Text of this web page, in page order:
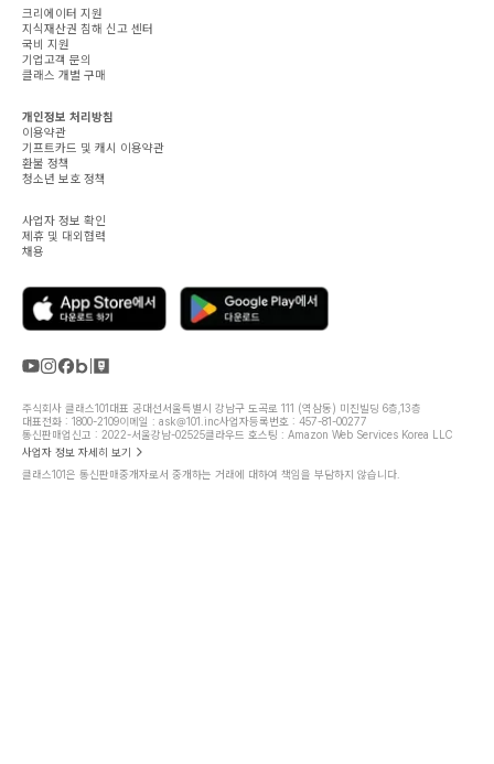
크리에이터 지원
지식재산권 침해 신고 센터
국비 지원
기업고객 문의
클래스 개별 구매
개인정보 처리방침
이용약관
기프트카드 및 캐시 이용약관
환불 정책
청소년 보호 정책
사업자 정보 확인
제휴 및 대외협력
채용
주식회사 클래스101대표 공대선서울특별시 강남구 도곡로 111 (역삼동) 미진빌딩 6층,13층
대표전화 : 1800-2109이메일 : ask@101.inc사업자등록번호 : 457-81-00277
통신판매업신고 : 2022-서울강남-02525클라우드 호스팅 : Amazon Web Services Korea LLC
사업자 정보 자세히 보기
클래스101은 통신판매중개자로서 중개하는 거래에 대하여 책임을 부담하지 않습니다.